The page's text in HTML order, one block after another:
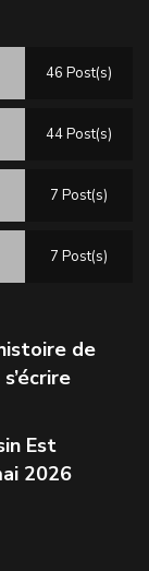
46 Post(s)
44 Post(s)
7 Post(s)
7 Post(s)
de
Est
2026